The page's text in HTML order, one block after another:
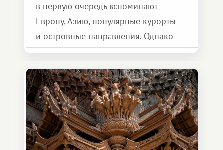
в первую очередь вспоминают
Европу, Азию, популярные курорты
и островные направления. Однако
возможности обменной системы
значительно шире. Среди них есть
и Африка — континент, который
способен подарить совершенно иной
формат путешествия.